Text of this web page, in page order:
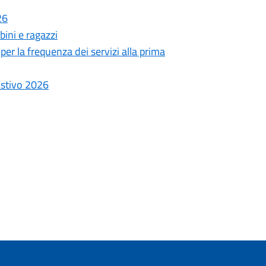
e ragazzi
la frequenza dei servizi alla prima
2026